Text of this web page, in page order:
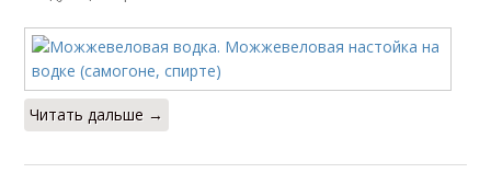
Читать дальше →